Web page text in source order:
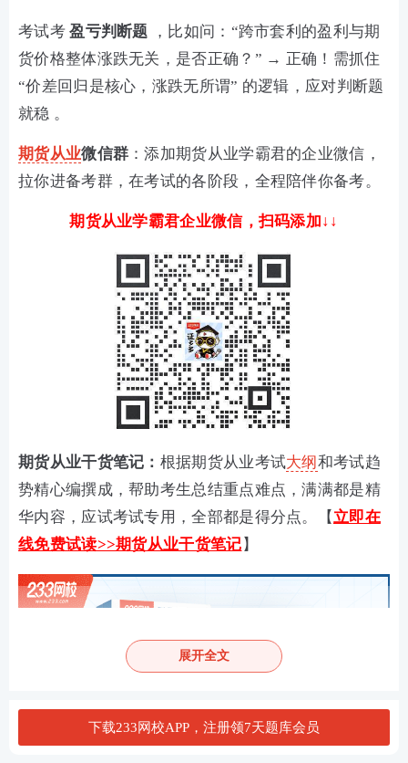
考试考盈亏判断题 ，比如问：“跨市套利的盈利与期
货价格整体涨跌无关，是否正确？” → 正确！需抓住
“价差回归是核心，涨跌无所谓” 的逻辑，应对判断题
就稳 。
期货从业微信群 ：添加期货从业学霸君的企业微信，
拉你进备考群，在考试的各阶段，全程陪伴你备考。
期货从业学霸君企业微信，扫码添加↓↓
期货从业干货笔记： 根据期货从业考试大纲 和考试趋
势精心编撰成，帮助考生总结重点难点，满满都是精
华内容，应试考试专用，全部都是得分点。【立即在
线免费试读>>期货从业干货笔记 】
展开全文
下载233网校APP，注册领7天题库会员